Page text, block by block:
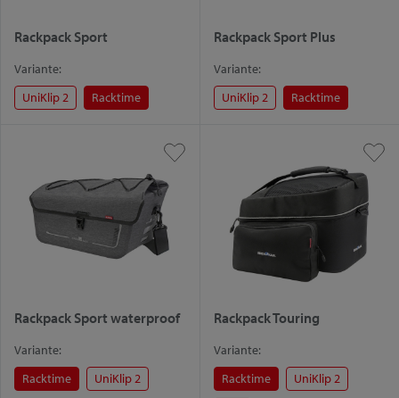
Rackpack Sport
Variante:
UniKlip 2
Racktime
Rackpack Sport Plus
Variante:
UniKlip 2
Racktime
Rackpack Sport waterproof
Variante:
Racktime
UniKlip 2
Rackpack Touring
Variante:
Racktime
UniKlip 2